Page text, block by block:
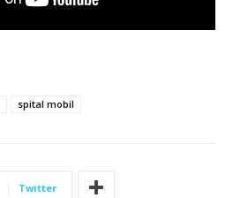
spital mobil
Twitter